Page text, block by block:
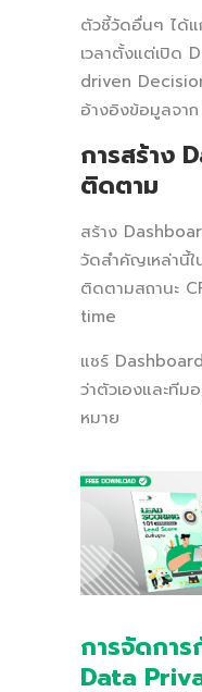
ตัวชี้วัดอื่นๆ ได้
เวลาตั้งแต่เปิด
driven
อ้างอิงข้อมูลจาก
การสร้าง
ติดตาม
สร้าง
วัดสำคัญเหล่านี้ใ
ติดตามสถานะ
time
แชร์
ว่าตัวเองและทีม
หมาย
การจัดการ
Data